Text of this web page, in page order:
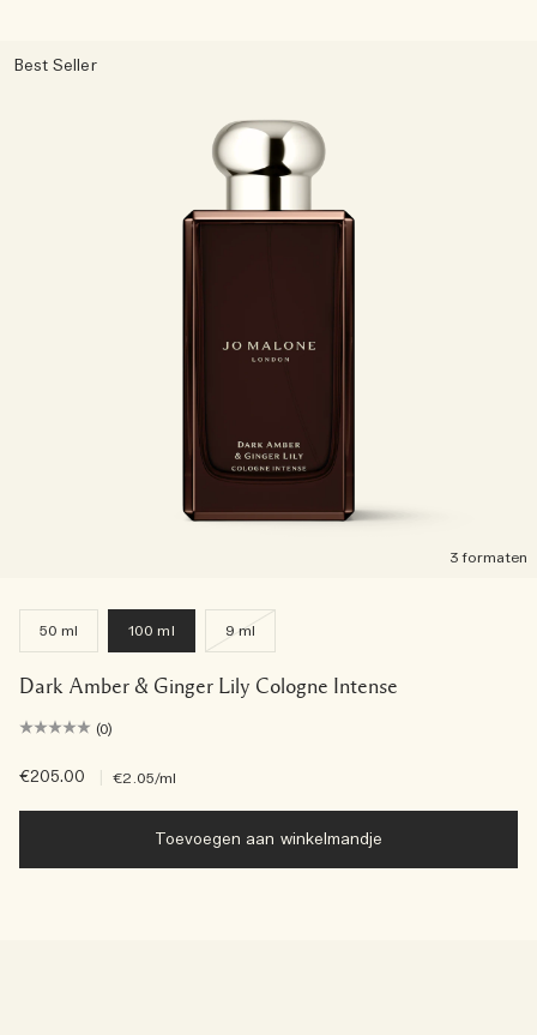
Best Seller
3 formaten
50 ml 100 ml 9 ml
Dark Amber & Ginger Lily Cologne Intense
(0)
€205.00 €2.05/ml
Toevoegen aan winkelmandje